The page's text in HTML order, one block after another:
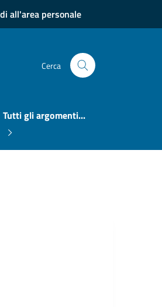
all'area personale
Cerca
Tutti gli argomenti...